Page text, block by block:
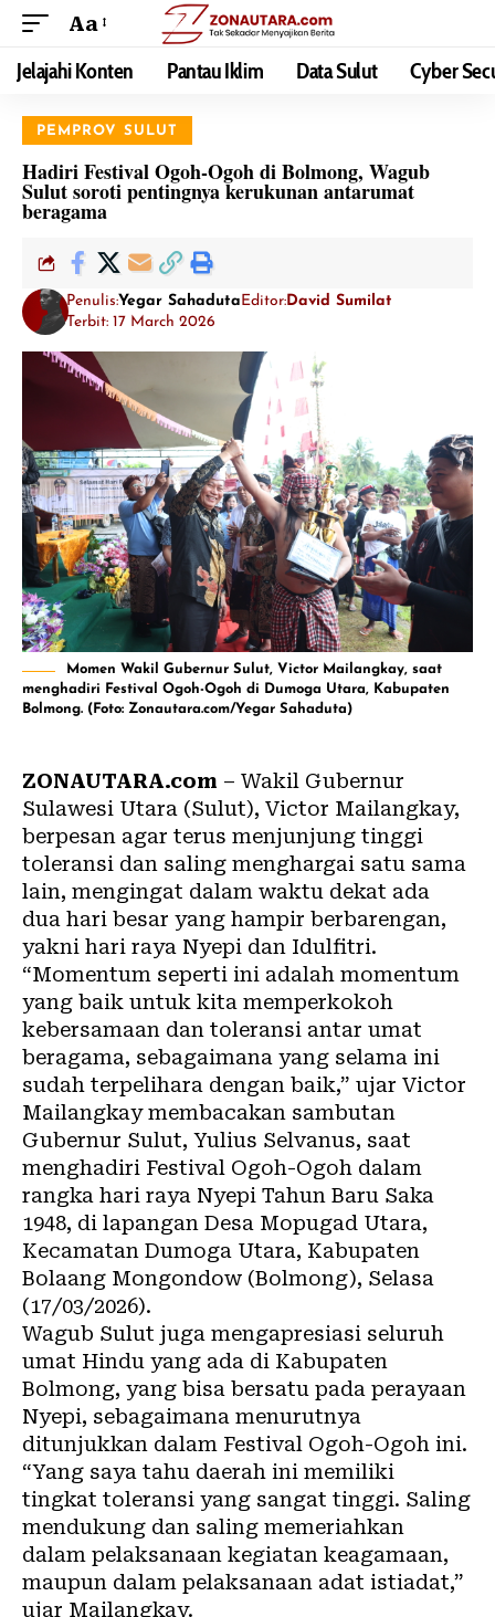
Aa
Jelajahi Konten Pantau Iklim Data Sulut Cyber
PEMPROV SULUT
Hadiri Festival Ogoh-Ogoh di Bolmong, Wagub
Sulut soroti pentingnya kerukunan antarumat
beragama
Penulis:Yegar SahadutaEditor:David Sumilat
Terbit: 17 March 2026
Momen Wakil Gubernur Sulut, Victor Mailangkay, saat
menghadiri Festival Ogoh-Ogoh di Dumoga Utara, Kabupaten
Bolmong. (Foto: Zonautara.com/Yegar Sahaduta)
ZONAUTARA.com – Wakil Gubernur
Sulawesi Utara (Sulut), Victor Mailangkay,
berpesan agar terus menjunjung tinggi
toleransi dan saling menghargai satu sama
lain, mengingat dalam waktu dekat ada
dua hari besar yang hampir berbarengan,
yakni hari raya Nyepi dan Idulfitri.
“Momentum seperti ini adalah momentum
yang baik untuk kita memperkokoh
kebersamaan dan toleransi antar umat
beragama, sebagaimana yang selama ini
sudah terpelihara dengan baik,” ujar Victor
Mailangkay membacakan sambutan
Gubernur Sulut, Yulius Selvanus, saat
menghadiri Festival Ogoh-Ogoh dalam
rangka hari raya Nyepi Tahun Baru Saka
1948, di lapangan Desa Mopugad Utara,
Kecamatan Dumoga Utara, Kabupaten
Bolaang Mongondow (Bolmong), Selasa
(17/03/2026).
Wagub Sulut juga mengapresiasi seluruh
umat Hindu yang ada di Kabupaten
Bolmong, yang bisa bersatu pada perayaan
Nyepi, sebagaimana menurutnya
ditunjukkan dalam Festival Ogoh-Ogoh ini.
“Yang saya tahu daerah ini memiliki
tingkat toleransi yang sangat tinggi. Saling
mendukung dan saling memeriahkan
dalam pelaksanaan kegiatan keagamaan,
maupun dalam pelaksanaan adat istiadat,”
ujar Mailangkay.